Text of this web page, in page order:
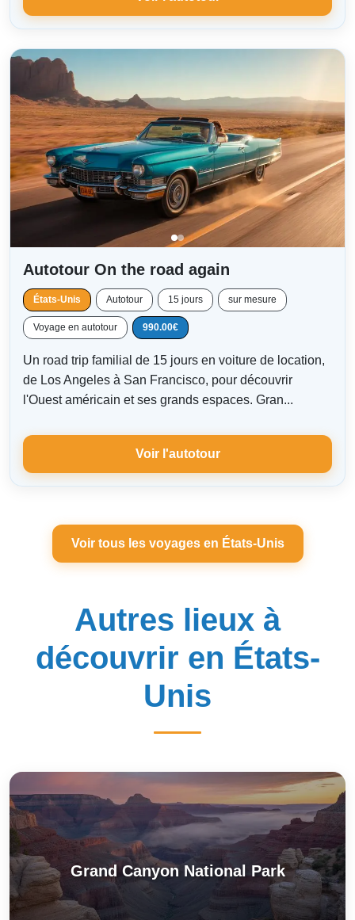
Autotour On the road again
États-Unis Autotour 15 jours sur mesure
Voyage en autotour 990.00€
Un road trip familial de 15 jours en voiture de location,
de Los Angeles à San Francisco, pour découvrir
l'Ouest américain et ses grands espaces. Gran...
Voir l'autotour
Voir tous les voyages en États-Unis
Autres lieux à
découvrir en États-
Unis
Grand Canyon National Park